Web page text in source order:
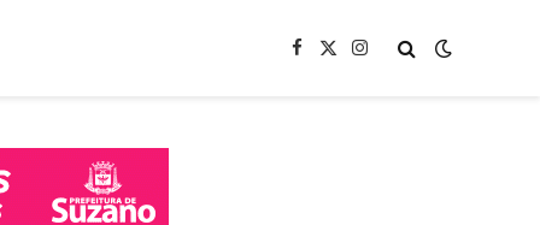
Facebook
X
Instagram